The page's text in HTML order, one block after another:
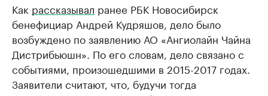
Как рассказывал ранее РБК Новосибирск
бенефициар Андрей Кудряшов, дело было
возбуждено по заявлению АО «Ангиолайн Чайна
Дистрибьюшн». По его словам, дело связано с
событиями, произошедшими в 2015-2017 годах.
Заявители считают, что, будучи тогда